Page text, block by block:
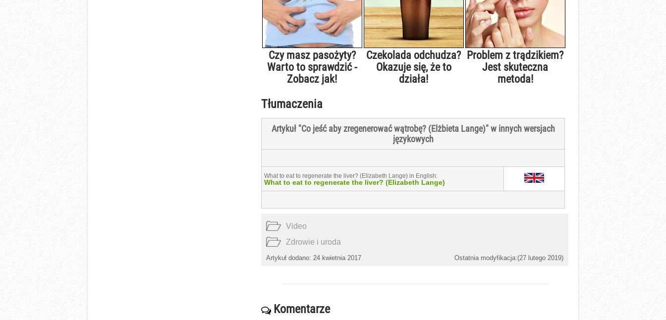
Czy masz pasożyty?
Warto to sprawdzić -
Zobacz jak!
Czekolada odchudza?
Okazuje się, że to
działa!
Problem z trądzikiem?
Jest skuteczna
metoda!
Tłumaczenia
Artykuł "Co jeść aby zregenerować wątrobę? (Elżbieta Lange)" w innych wersjach
językowych
What to eat to regenerate the liver? (Elizabeth Lange) in English:
What to eat to regenerate the liver? (Elizabeth Lange)
Video
Zdrowie i uroda
Artykuł dodano: 24 kwietnia 2017 Ostatnia modyfikacja:(27 lutego 2019)
Komentarze